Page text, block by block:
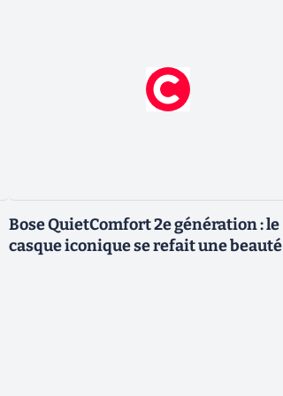
Bose QuietComfort 2e génération : le
casque iconique se refait une beauté